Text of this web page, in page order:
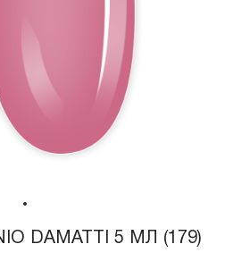
DAMATTI 5 МЛ (179)